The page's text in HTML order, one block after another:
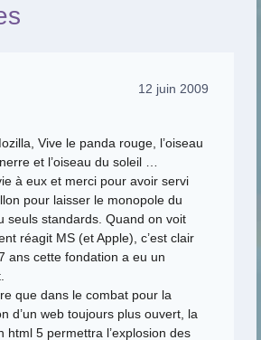
12 juin 2009
Vive le panda rouge, l’oiseau
et l’oiseau du soleil …
à eux et merci pour avoir servi
pour laisser le monopole du
seuls standards. Quand on voit
réagit MS (et Apple), c’est clair
ans cette fondation a eu un
que dans le combat pour la
d’un web toujours plus ouvert, la
html 5 permettra l’explosion des